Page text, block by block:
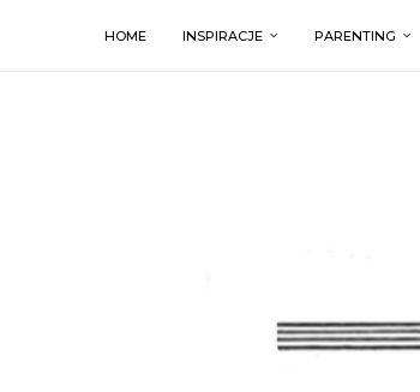
HOME INSPIRACJE PARENTING